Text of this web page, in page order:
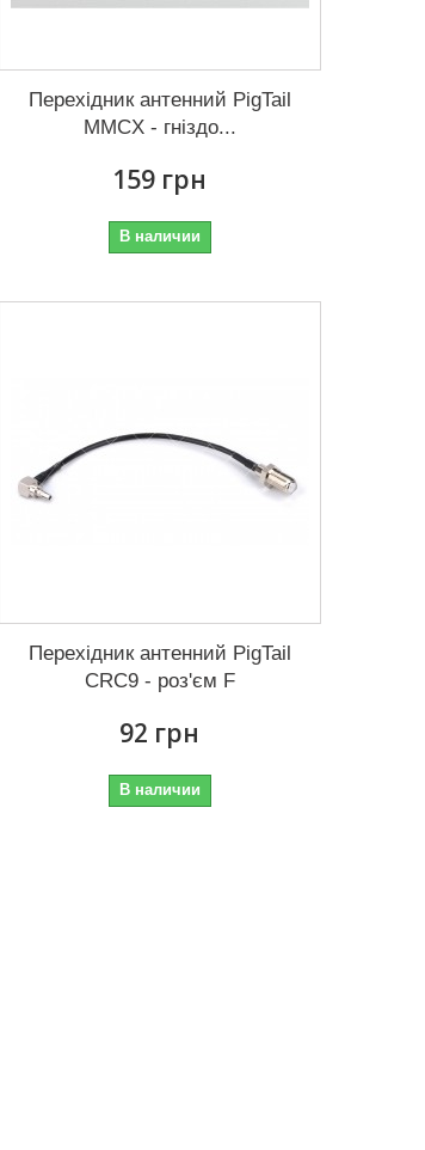
Перехідник антенний PigTail
MMCX - гніздо...
159 грн
В наличии
Перехідник антенний PigTail
CRC9 - роз'єм F
92 грн
В наличии